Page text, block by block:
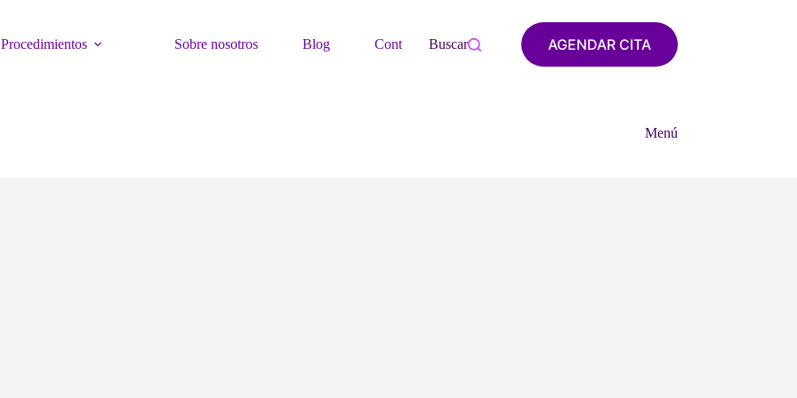
Procedimientos Sobre nosotros Blog Contacto Buscar AGENDAR CITA
Menú